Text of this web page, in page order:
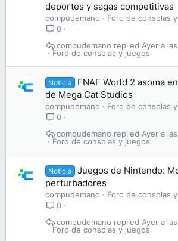
deportes y sagas competitivas
compudemano
Foro de consolas
0
Foro de consolas y juegos
Ayer a
compudemano
Noticia
FNAF World 2 asoma
de Mega Cat Studios
compudemano
Foro de consolas
0
Foro de consolas y juegos
Ayer a
compudemano
Noticia
Juegos de Nintendo:
perturbadores
compudemano
Foro de consolas
0
Foro de consolas y juegos
Ayer a
compudemano